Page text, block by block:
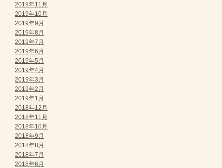
2019年11月
2019年10月
2019年9月
2019年8月
2019年7月
2019年6月
2019年5月
2019年4月
2019年3月
2019年2月
2019年1月
2018年12月
2018年11月
2018年10月
2018年9月
2018年8月
2018年7月
2018年6月